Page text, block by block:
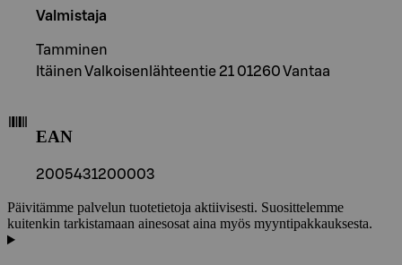
Valmistaja
Tamminen
Itäinen Valkoisenlähteentie 21 01260 Vantaa
EAN
2005431200003
Päivitämme palvelun tuotetietoja aktiivisesti. Suosittelemme
kuitenkin tarkistamaan ainesosat aina myös myyntipakkauksesta.